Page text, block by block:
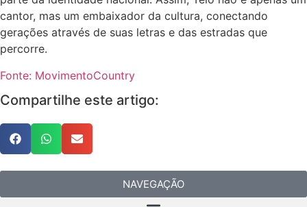
cantor, mas um embaixador da cultura, conectando
gerações através de suas letras e das estradas que
percorre.
Fonte: MovimentoCountry
Compartilhe este artigo:
NAVEGAÇÃO